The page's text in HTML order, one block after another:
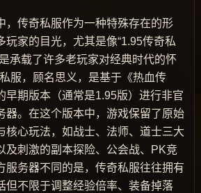
，传奇私服作为一种特殊存在的形
玩家的目光，尤其是像“1.95传奇私
承载了许多老玩家对经典时代的怀
服，顾名思义，是基于《热血传
早期版本（通常是1.95版）进行非官
器。在这个版本中，游戏保留了原始
核心玩法，如战士、法师、道士三大
及刺激的副本探险、公会战、PK竞
服务器不同的是，传奇私服往往拥有
但不限于调整经验倍率、装备掉落